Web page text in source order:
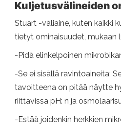
Kuljetusvälineiden
Stuart -väliaine, kuten kaikki
tietyt ominaisuudet, mukaan
-Pidä elinkelpoinen
-Se ei sisällä ravintoaineita;
tavoitteena on pitää näytte
riittävissä pH: n ja
-Estää joidenkin herkkien